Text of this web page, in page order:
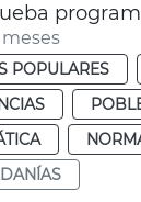
POPULARES